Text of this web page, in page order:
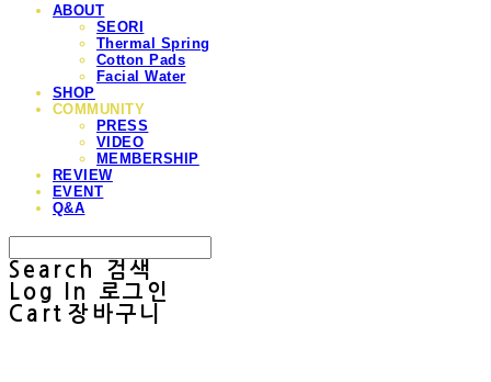
ABOUT
SEORI
Thermal Spring
Cotton Pads
Facial Water
SHOP
COMMUNITY
PRESS
VIDEO
MEMBERSHIP
REVIEW
EVENT
Q&A
Search
검색
Log In
로그인
Cart 장바구니